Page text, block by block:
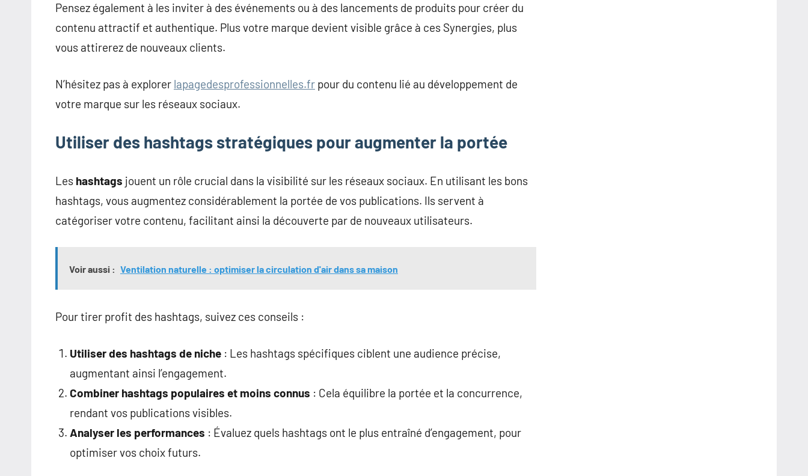
Pensez également à les inviter à des événements ou à des lancements de produits pour créer du
contenu attractif et authentique. Plus votre marque devient visible grâce à ces Synergies, plus
vous attirerez de nouveaux clients.
N’hésitez pas à explorer lapagedesprofessionnelles.fr pour du contenu lié au développement de
votre marque sur les réseaux sociaux.
Utiliser des hashtags stratégiques pour augmenter la portée
Les hashtags jouent un rôle crucial dans la visibilité sur les réseaux sociaux. En utilisant les bons
hashtags, vous augmentez considérablement la portée de vos publications. Ils servent à
catégoriser votre contenu, facilitant ainsi la découverte par de nouveaux utilisateurs.
Voir aussi : Ventilation naturelle : optimiser la circulation d'air dans sa maison
Pour tirer profit des hashtags, suivez ces conseils :
Utiliser des hashtags de niche : Les hashtags spécifiques ciblent une audience précise,
augmentant ainsi l’engagement.
Combiner hashtags populaires et moins connus : Cela équilibre la portée et la concurrence,
rendant vos publications visibles.
Analyser les performances : Évaluez quels hashtags ont le plus entraîné d’engagement, pour
optimiser vos choix futurs.